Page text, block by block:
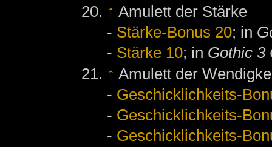
↑ Amulett der Stärke
- Stärke-Bonus 20; in
- Stärke 10; in Gothic 3
↑ Amulett der
- Geschicklichkeits-
- Geschicklichkeits-
- Geschicklichkeits-